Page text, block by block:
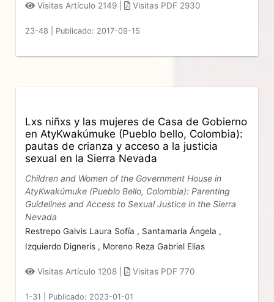
Visitas Artículo 2149 | Visitas PDF 2930
23-48 Publicado: 2017-09-15
Lxs niñxs y las mujeres de Casa de Gobierno
en AtyKwakúmuke (Pueblo bello, Colombia):
pautas de crianza y acceso a la justicia
sexual en la Sierra Nevada
Children and Women of the Government House in
AtyKwakúmuke (Pueblo Bello, Colombia): Parenting
Guidelines and Access to Sexual Justice in the Sierra
Nevada
Restrepo Galvis Laura Sofía , Santamaria Ángela ,
Izquierdo Digneris , Moreno Reza Gabriel Elias
Visitas Artículo 1208 | Visitas PDF 770
1-31 Publicado: 2023-01-01